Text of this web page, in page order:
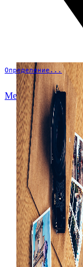
Определение...
Меню